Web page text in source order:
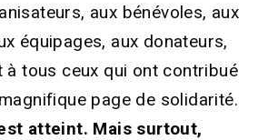
aux bénévoles, aux
équipages, aux donateurs,
à tous ceux qui ont contribué
page de solidarité.
atteint. Mais surtout,